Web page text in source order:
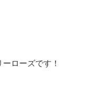
ローズです！